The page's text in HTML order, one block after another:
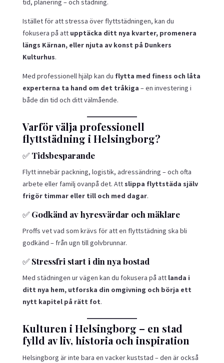
tid, planering – och städning.
Istället för att stressa över flyttstädningen, kan du
fokusera på att upptäcka ditt nya kvarter, promenera
längs Kärnan, eller njuta av konst på Dunkers
Kulturhus.
Med professionell hjälp kan du flytta med finess och låta
experterna ta hand om det tråkiga – en investering i
både din tid och ditt välmående.
Varför välja professionell
flyttstädning i Helsingborg?
✅ Tidsbesparande
Flytt innebär packning, logistik, adressändring – och ofta
arbete eller familj ovanpå det. Att slippa flyttstäda själv
frigör timmar eller till och med dagar.
✅ Godkänd av hyresvärdar och mäklare
Proffs vet vad som krävs för att en flyttstädning ska bli
godkänd – från ugn till golvbrunnar.
✅ Stressfri start i din nya bostad
Med städningen ur vägen kan du fokusera på att landa i
ditt nya hem, utforska din omgivning och börja ett
nytt kapitel på rätt fot.
Kulturen i Helsingborg – en stad
fylld av liv, historia och inspiration
Helsingborg är inte bara en vacker kuststad – den är också